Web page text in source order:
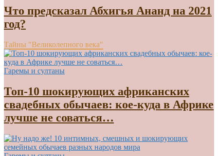
Что предсказал Абхигья Ананд на 2021
год?
Тайны "Великолепного века"
Гаремы и султаны
Топ-10 шокирующих африканских
свадебных обычаев: кое-куда в Африке
лучше не соваться…